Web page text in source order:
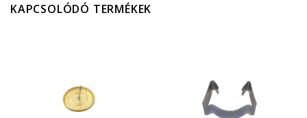
KAPCSOLÓDÓ TERMÉKEK